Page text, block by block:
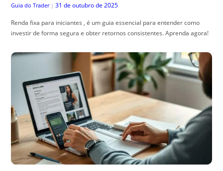
Guia do Trader | 31 de outubro de 2025
Renda fixa para iniciantes , é um guia essencial para entender como
investir de forma segura e obter retornos consistentes. Aprenda agora!